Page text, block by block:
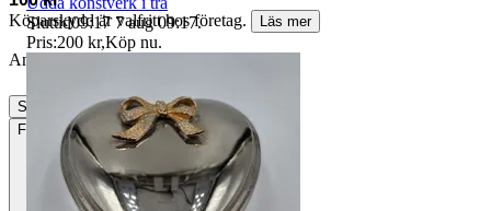
Köparskydd är valfritt hos företag.
Läs mer
Annonsen är avslutad. Såld med Köp nu.
Slutade
14 jun 13:10
Frakt
Från 72 kr
Sluttid09:17 7 aug 09:17.
Pris:200 kr,Köp nu.